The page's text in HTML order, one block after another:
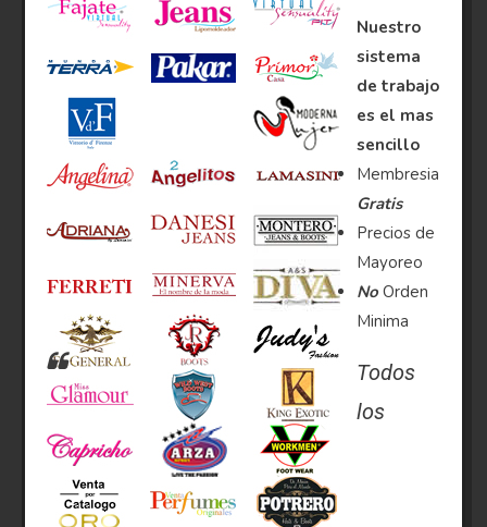
Nuestro
sistema
de trabajo
es el mas
sencillo
Membresia
Gratis
Precios de
Mayoreo
No Orden
Minima
Todos
los